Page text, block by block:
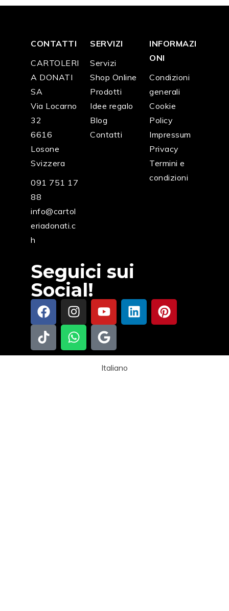
CONTATTI
CARTOLERI
A DONATI
SA
Via Locarno
32
6616
Losone
Svizzera
091 751 17
88
info@cartol
eriadonati.c
h
SERVIZI
Servizi
Shop Online
Prodotti
Idee regalo
Blog
Contatti
INFORMAZI
ONI
Condizioni
generali
Cookie
Policy
Impressum
Privacy
Termini e
condizioni
Seguici sui
Social!
Italiano